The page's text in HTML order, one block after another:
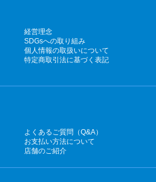
経営理念
SDGsへの取り組み
個人情報の取扱いについて
特定商取引法に基づく表記
よくあるご質問（Q&A）
お支払い方法について
店舗のご紹介